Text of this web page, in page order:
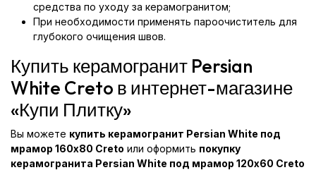
средства по уходу за керамогранитом;
При необходимости применять пароочиститель для
глубокого очищения швов.
Купить керамогранит Persian
White Creto в интернет-магазине
«Купи Плитку»
Вы можете купить керамогранит Persian White под
мрамор 160x80 Creto или оформить покупку
керамогранита Persian White под мрамор 120x60 Creto